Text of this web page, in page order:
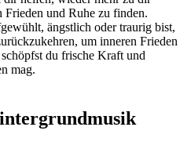
Frieden und Ruhe zu finden.
ängstlich oder traurig bist,
um inneren Frieden
du frische Kraft und
mag.